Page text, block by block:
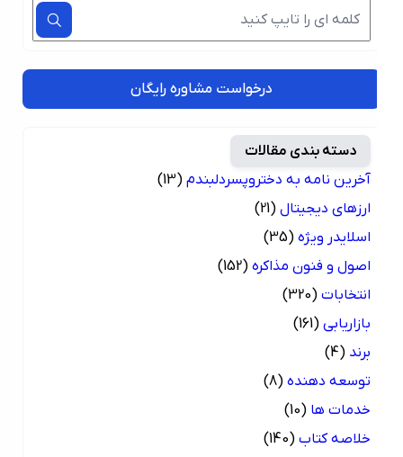
درخواست مشاوره رایگان
دسته بندی مقالات
آخرین نامه به دختروپسردلبندم (13)
ارزهای دیجیتال (21)
اسلایدر ویژه (35)
اصول و فنون مذاکره (152)
انتخابات (320)
بازاریابی (161)
(4)
توسعه دهنده (8)
خدمات ها (10)
خلاصه کتاب (140)